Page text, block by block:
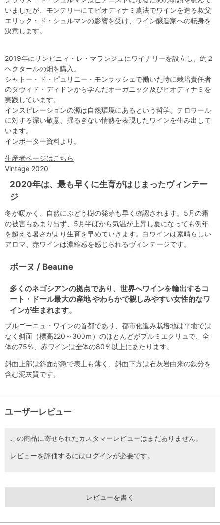
いましたが、モンテリーにてビオディナミ農法でワインを造る叔父
エリック・ド・シュルマンの影響を受け、ワイン醸造家への転身を
決意します。
2019年にサンピニィ・レ・マランジュにワイナリーを設立し、約２
ヘクタールの畑を購入。
シャトー・ド・ピュリニー・モンラッシェで働いた時に栽培責任者
のダヴィド・ディドンから学んだオーガニック及びビオディナミを
実践しています。
インスピレーションの源は自然環境にあるという哲学、テロワール
に対する深い敬意、揺るぎない情熱を表現したワインを生み出して
います。
インポーター資料より。
生産者ページはこちら
Vintage 2020
2020年は、最も早くに生育がはじまったヴィンテー
ジ
冬が暖かく、自然にぶどう樹の発芽も早く確認されます。5月の霜
の被害もあまり出ず、5月半ばから気温が上昇し夏になっても例年
を超える暑さがより生育を早めていきます。白ワインは素晴らしい
アロマ、赤ワインは濃縮感を感じられるヴィンテージです。
ボーヌ / Beaune
多くのネゴシアンの拠点であり、世界へワインを輸出するコ
ート・ドール最大の産地 やわらかで親しみやすい女性的なワ
インが生まれます。
ブルゴーニュ・ワインの首都であり、都市化進み栽培地は平地では
なく斜面（標高220～300ｍ）のほとんどがプルミエクリュで、全
体の75％、赤ワインは全体の80％以上にあたります。
斜面上部は斜面が急で表土も薄く、斜面下方は石灰岩由来の鉄分を
含む泥灰質です。
ユーザーレビュー
この商品に寄せられたカスタマーレビューはまだありません。
レビューを評価するにはログインが必要です。
レビューを書く